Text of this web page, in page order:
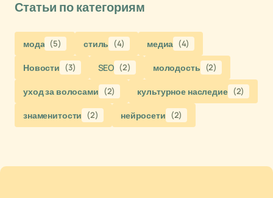
Статьи по категориям
мода (5) стиль (4) медиа (4)
Новости (3) SEO (2) молодость (2)
уход за волосами (2) культурное наследие (2)
знаменитости (2) нейросети (2)